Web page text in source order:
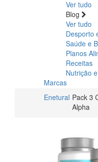
Ver tudo
Blog
Ver tudo
Desporto
Saúde e
Planos
Receitas
Nutrição
Marcas
Enetural Pack 3
Alpha